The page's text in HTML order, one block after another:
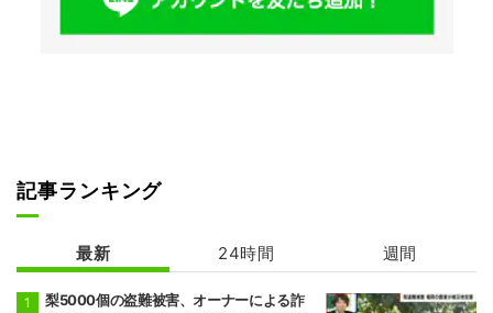
記事ランキング
最新 24時間 週間
梨5000個の盗難被害、オーナーによる詐